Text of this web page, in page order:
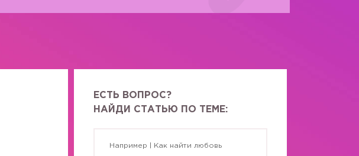
ЕСТЬ ВОПРОС?
НАЙДИ СТАТЬЮ ПО ТЕМЕ: